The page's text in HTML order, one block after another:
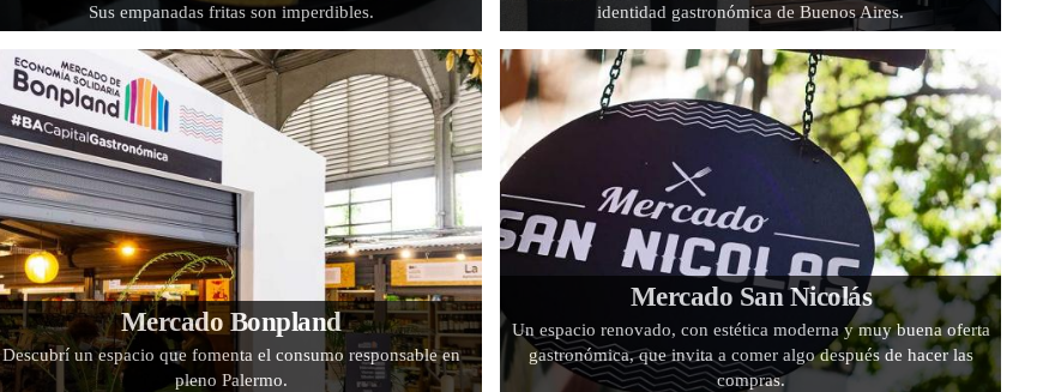
Sus empanadas fritas son imperdibles.
identidad gastronómica de Buenos Aires.
Mercado Bonpland
Descubrí un espacio que fomenta el consumo responsable en
pleno Palermo.
Mercado San Nicolás
Un espacio renovado, con estética moderna y muy buena oferta
gastronómica, que invita a comer algo después de hacer las
compras.